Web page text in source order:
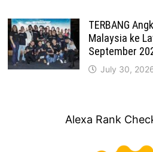
TERBANG
Malaysia ke
September
July 30,
Alexa Rank